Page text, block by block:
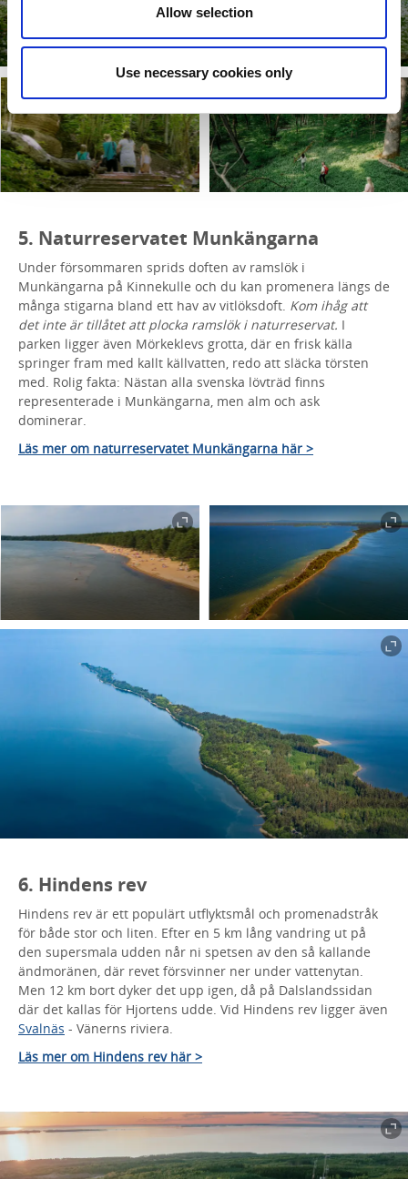
Allow selection
Use necessary cookies only
5. Naturreservatet Munkängarna
Under försommaren sprids doften av ramslök i
Munkängarna på Kinnekulle och du kan promenera längs de
många stigarna bland ett hav av vitlöksdoft. Kom ihåg att
det inte är tillåtet att plocka ramslök i naturreservat. I
parken ligger även Mörkeklevs grotta, där en frisk källa
springer fram med kallt källvatten, redo att släcka törsten
med. Rolig fakta: Nästan alla svenska lövträd finns
representerade i Munkängarna, men alm och ask
dominerar.
Läs mer om naturreservatet Munkängarna här >
6. Hindens rev
Hindens rev är ett populärt utflyktsmål och promenadstråk
för både stor och liten. Efter en 5 km lång vandring ut på
den supersmala udden når ni spetsen av den så kallande
ändmoränen, där revet försvinner ner under vattenytan.
Men 12 km bort dyker det upp igen, då på Dalslandssidan
där det kallas för Hjortens udde. Vid Hindens rev ligger även
Svalnäs - Vänerns riviera.
Läs mer om Hindens rev här >